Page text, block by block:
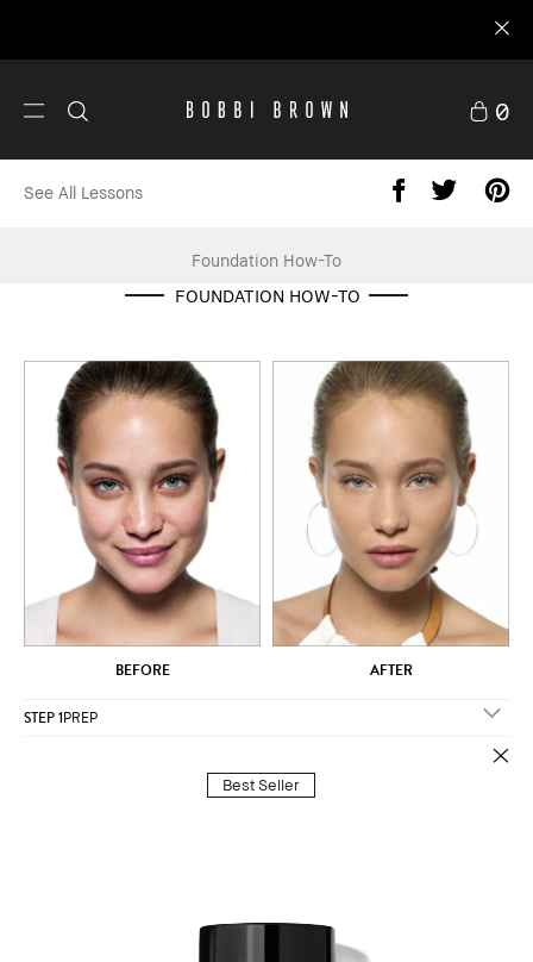
Skincare
0
See All Lessons
Foundation How-To
FOUNDATION HOW-TO
BEFORE AFTER
STEP 1PREP
Best Seller